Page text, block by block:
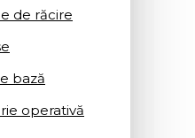
de răcire
bază
operativă